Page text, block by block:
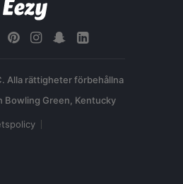
Alla rättigheter förbehållna